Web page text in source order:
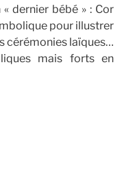
« dernier bébé » : Cor
pour illustrer
cérémonies laïques…
mais forts en